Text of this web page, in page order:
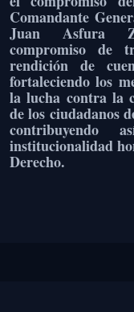
Comandante
Juan Asfura
compromiso de
rendición de
fortaleciendo los
la lucha contra la
de los ciudadanos
contribuyendo
institucionalidad
Derecho.